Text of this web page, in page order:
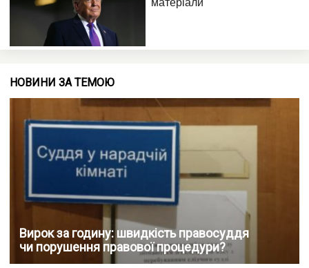
НОВИНИ ЗА ТЕМОЮ
Вирок за годину: швидкість правосуддя
чи порушення правової процедури?